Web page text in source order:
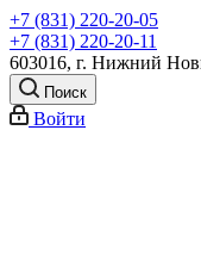
+7 (831) 220-20-05
+7 (831) 220-20-11
603016, г. Нижний
Поиск
Войти